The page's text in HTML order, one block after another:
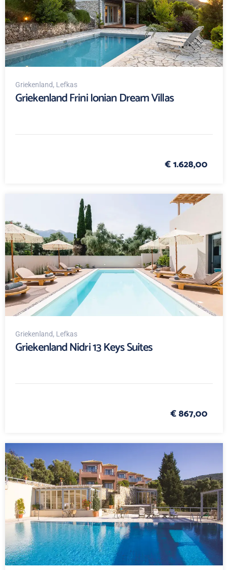
Griekenland, Lefkas
Griekenland Frini Ionian Dream Villas
€ 1.628,00
Griekenland, Lefkas
Griekenland Nidri 13 Keys Suites
€ 867,00